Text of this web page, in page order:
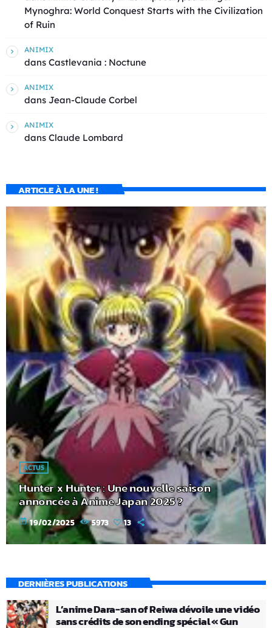
Mynoghra: World Conquest Starts with the Civilization
of Ruin
ANIMIX
dans Castlevania : Noctune
ANIMIX
dans Jean-Claude Corbel
ANIMIX
dans Claude Lombard
ARTICLE À LA UNE !
ACTUS
Hunter x Hunter : Une nouvelle saison
annoncée à Anime Japan 2025 ?
today 19/02/2025 5973 13
DERNIÈRES PUBLICATIONS
L’anime Dara-san of Reiwa dévoile une vidéo
sans crédits de son ending spécial « Gun